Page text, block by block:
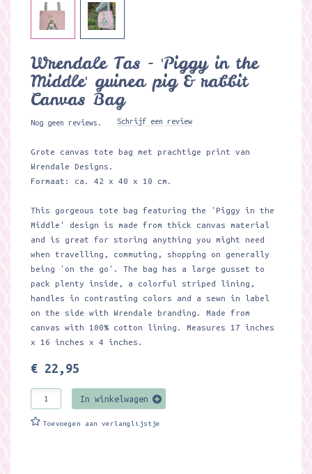
Wrendale Tas - 'Piggy in the
Middle' guinea pig & rabbit
Canvas Bag
Nog geen reviews. Schrijf een review
Grote canvas tote bag met prachtige print van
Wrendale Designs.
Formaat: ca. 42 x 40 x 10 cm.
This gorgeous tote bag featuring the 'Piggy in the
Middle' design is made from thick canvas material
and is great for storing anything you might need
when travelling, commuting, shopping on generally
being 'on the go'. The bag has a large gusset to
pack plenty inside, a colorful striped lining,
handles in contrasting colors and a sewn in label
on the side with Wrendale branding. Made from
canvas with 100% cotton lining. Measures 17 inches
x 16 inches x 4 inches.
€ 22,95
In winkelwagen
Toevoegen aan verlanglijstje